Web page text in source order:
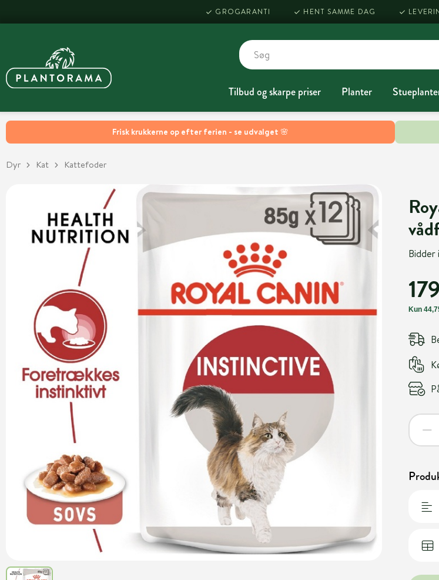
Frisk krukkerne op efter ferien - se udvalget 🌸
GROGARANTI HENT SAMME DAG
Tilbud og skarpe priser Planter
Dyr Kat Kattefoder
Bidder